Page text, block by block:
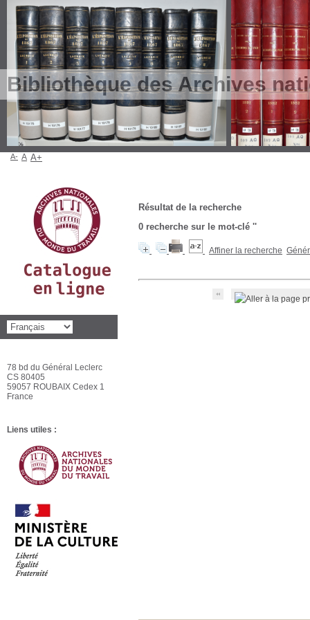
Bibliothèque des Archives
Résultat de la recherche
0 recherche sur le mot-clé ''
Affiner la recherche
A- A A+
78 bd du Général Leclerc
CS 80405
59057 ROUBAIX Cedex 1
France
Liens utiles :